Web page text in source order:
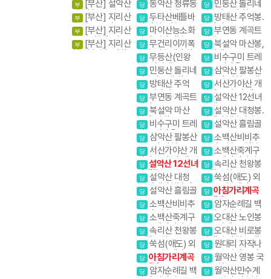
일
부 [부산] 설악산
대청봉. 공룡능선
부 [부산] 지리산
숙박종주(성중.화
대)1무1박3일
부 [부산] 지리산
종주 (화대. 성중)
천왕봉코스
부 [부산] 지리산
천왕봉일출.연하
당 동악산 청류동
계곡. 도림사
당 두타산베틀바
위.마천루협곡
당 마이산능소화
탑사 암마이봉
당 무건리이끼폭
포 추암촛대바위
당 무등산(인왕
봉) 서석대
당 민둥산 돌리네
인스타그램 핫플
레이스
당 방태산 주억
봉. 적가리골
당 부연동 계곡트
레킹
당 북설악 마산
봉,흘리계곡.물굽
이계곡
당 비수구미 트레
킹 오지마을
당 삼악산 팔봉산
1일2산 강원20대
명산
당 서산가야산 개
심사. 문수사 배롱
나무
당 설악산 12선녀
탕계곡
당 설악산 대청
봉.귀때기청봉진
달래.흘림골 강원
20대명산
당 설악산 흘림골
당 소백산비비추
꽃 비로봉 국망봉
야생화
당 소백산죽계구
곡 소백산자락길 1
코스
당 속리산 천왕봉
국립공원
당 쑥섬(애도) 외
나로도 봉래산
당 아침가리계곡
트레킹
당 암자순례길 백
당 민둥산 돌리네
인스타그램 핫플레
이스
당 방태산 주억봉.
적가리골
당 부연동 계곡트
레킹
당 북설악 마산봉,
흘리계곡.물굽이계
곡
당 비수구미 트레
킹 오지마을
당 삼악산 팔봉산
1일2산 강원20대
명산
당 서산가야산 개
심사. 문수사 배롱
나무
당 설악산 12선녀
탕계곡
당 설악산 대청봉.
귀때기청봉진달래.
흘림골 강원20대
명산
당 설악산 흘림골
당 소백산비비추
꽃 비로봉 국망봉
야생화
당 소백산죽계구
곡 소백산자락길 1
코스
당 속리산 천왕봉
국립공원
당 쑥섬(애도) 외
나로도 봉래산
당 아침가리계곡
트레킹
당 암자순례길 백
담사 영시암 오세
암 내설악
당 오대산 노인봉
소금강계곡
당 오대산 비로봉
선재길 강원20대
명산
당 원대리 자작나
무숲 속삭이는 자
작나무 숲
당 월악산 영봉 국
립공원
당 월악산만수계